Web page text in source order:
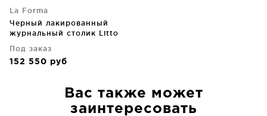
La Forma
Черный лакированный
журнальный столик Litto
Под заказ
152 550 руб
Вас также может
заинтересовать